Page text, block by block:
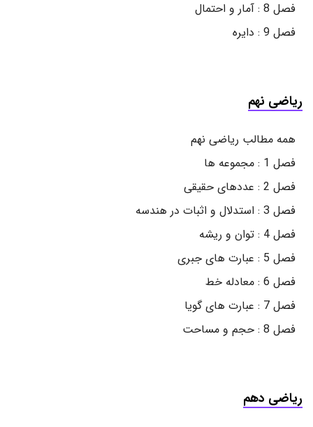
فصل 8 : آمار و احتمال
فصل 9 : دایره
ریاضی نهم
همه مطالب ریاضی نهم
فصل 1 : مجموعه ها
فصل 2 : عددهای حقیقی
فصل 3 : استدلال و اثبات در هندسه
فصل 4 : توان و ریشه
فصل 5 : عبارت های جبری
فصل 6 : معادله خط
فصل 7 : عبارت های گویا
فصل 8 : حجم و مساحت
ریاضی دهم